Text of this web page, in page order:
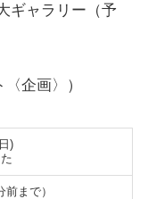
ギャラリー（予
企画〉）
)
まで）